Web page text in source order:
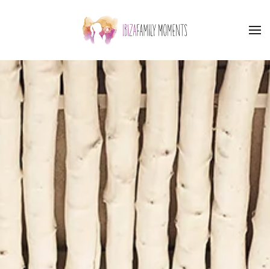
Skip to main content